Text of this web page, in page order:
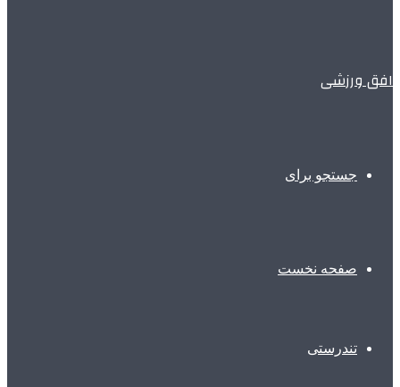
افق ورزشی
جستجو برای
صفحه نخست
تندرستی